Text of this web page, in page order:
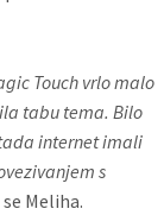
Touch vrlo malo
tabu tema. Bilo
internet imali
s
Meliha.